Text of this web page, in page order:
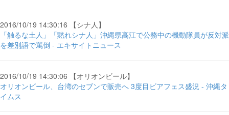
2016/10/19 14:30:16 【シナ人】
「触るな土人」「黙れシナ人」沖縄県高江で公務中の機動隊員が反対派
を差別語で罵倒 - エキサイトニュース
2016/10/19 14:30:06 【オリオンビール】
オリオンビール、台湾のセブンで販売へ 3度目ビアフェス盛況 - 沖縄タ
イムス